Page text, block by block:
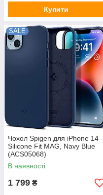
Купити
SALE
Чохол Spigen для iPhone 14 -
Silicone Fit MAG, Navy Blue
(ACS05068)
В наявності
1 799 ₴